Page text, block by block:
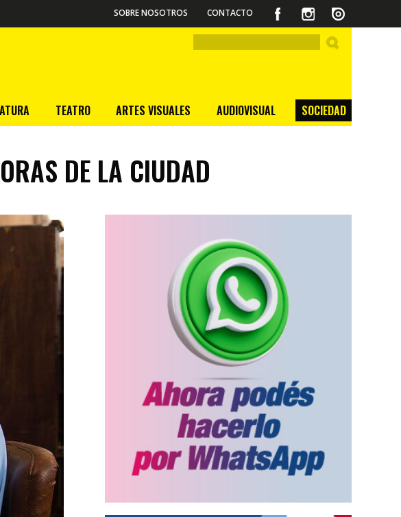
SOBRE NOSOTROS CONTACTO
TEATRO ARTES VISUALES AUDIOVISUAL SOCIEDAD
DE LA CIUDAD